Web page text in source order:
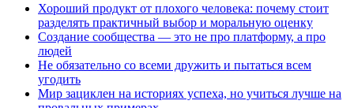
Хороший продукт от плохого человека: почему стоит
разделять практичный выбор и моральную оценку
Создание сообщества — это не про платформу, а про
людей
Не обязательно со всеми дружить и пытаться всем
угодить
Мир зациклен на историях успеха, но учиться лучше на